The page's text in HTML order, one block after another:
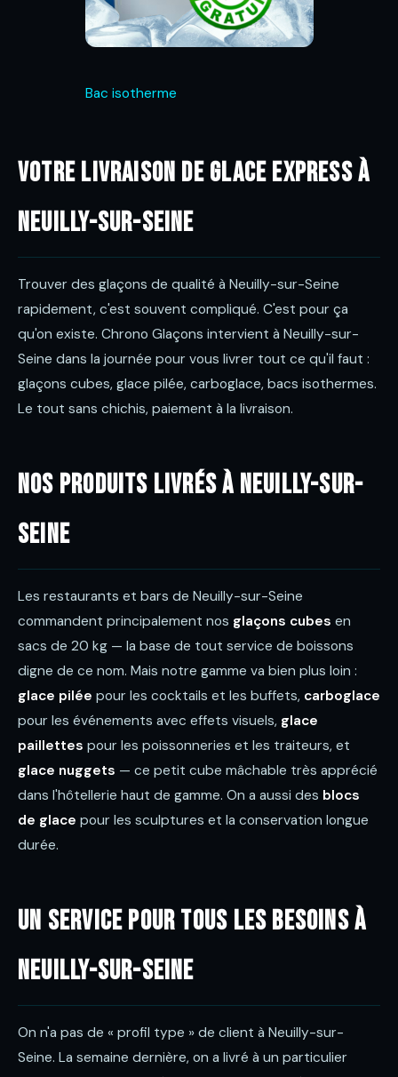
Bac isotherme
Votre livraison de glace express à
Neuilly-sur-Seine
Trouver des glaçons de qualité à Neuilly-sur-Seine
rapidement, c'est souvent compliqué. C'est pour ça
qu'on existe. Chrono Glaçons intervient à Neuilly-sur-
Seine dans la journée pour vous livrer tout ce qu'il faut :
glaçons cubes, glace pilée, carboglace, bacs isothermes.
Le tout sans chichis, paiement à la livraison.
Nos produits livrés à Neuilly-sur-
Seine
Les restaurants et bars de Neuilly-sur-Seine
commandent principalement nos glaçons cubes en
sacs de 20 kg — la base de tout service de boissons
digne de ce nom. Mais notre gamme va bien plus loin :
glace pilée pour les cocktails et les buffets, carboglace
pour les événements avec effets visuels, glace
paillettes pour les poissonneries et les traiteurs, et
glace nuggets — ce petit cube mâchable très apprécié
dans l'hôtellerie haut de gamme. On a aussi des blocs
de glace pour les sculptures et la conservation longue
durée.
Un service pour tous les besoins à
Neuilly-sur-Seine
On n'a pas de « profil type » de client à Neuilly-sur-
Seine. La semaine dernière, on a livré à un particulier